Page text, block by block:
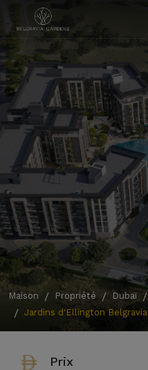
Maison Propriété Dubaï
Jardins d'Ellington Belgravia
Prix